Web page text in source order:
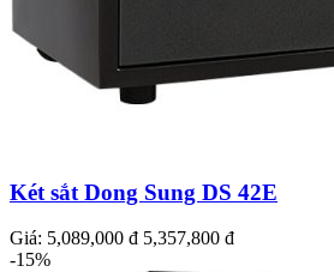
Két sắt Dong Sung DS 42E
Giá: 5,089,000 đ 5,357,800 đ
-15%